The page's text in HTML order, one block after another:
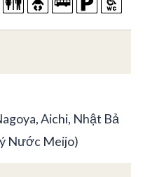
Aichi, Nhật Bả
Nước Meijo)